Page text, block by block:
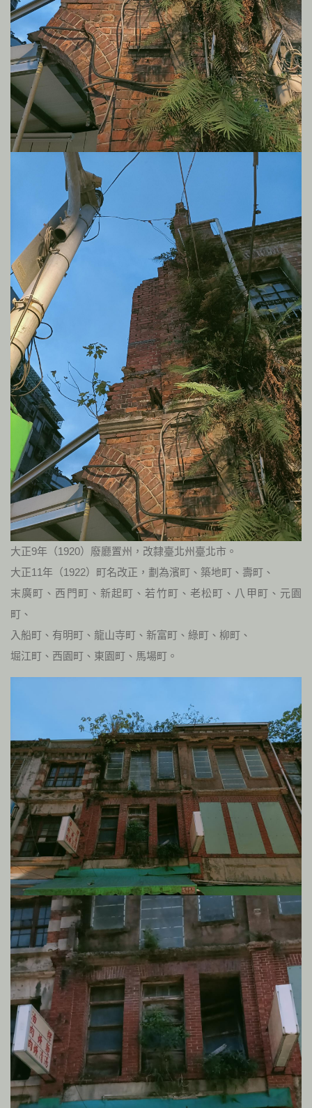
大正9年（1920）廢廳置州，改隸臺北州臺北市。
大正11年（1922）町名改正，劃為濱町、築地町、壽町、
末廣町、西門町、新起町、若竹町、老松町、八甲町、元園
町、
入船町、有明町、龍山寺町、新富町、綠町、柳町、
堀江町、西園町、東園町、馬場町。